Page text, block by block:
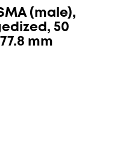
(male),
50
mm